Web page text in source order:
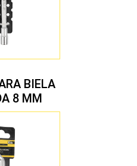
BIELA
8 MM